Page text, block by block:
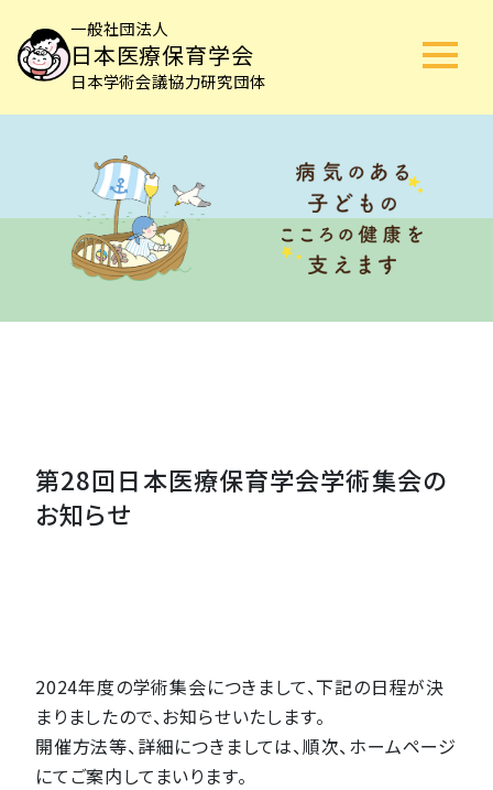
一般社団法人
日本医療保育学会
日本学術会議協力研究団体
第28回日本医療保育学会学術集会の
お知らせ
2024年度の学術集会につきまして、下記の日程が決
まりましたので、お知らせいたします。
開催方法等、詳細につきましては、順次、ホームページ
にてご案内してまいります。